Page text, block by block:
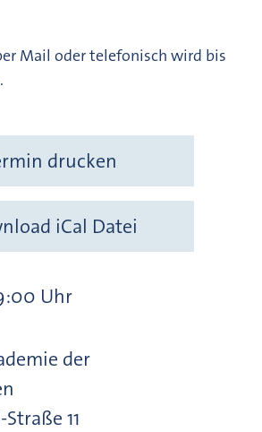
Mail oder telefonisch wird bis
drucken
iCal Datei
Uhr
der
11